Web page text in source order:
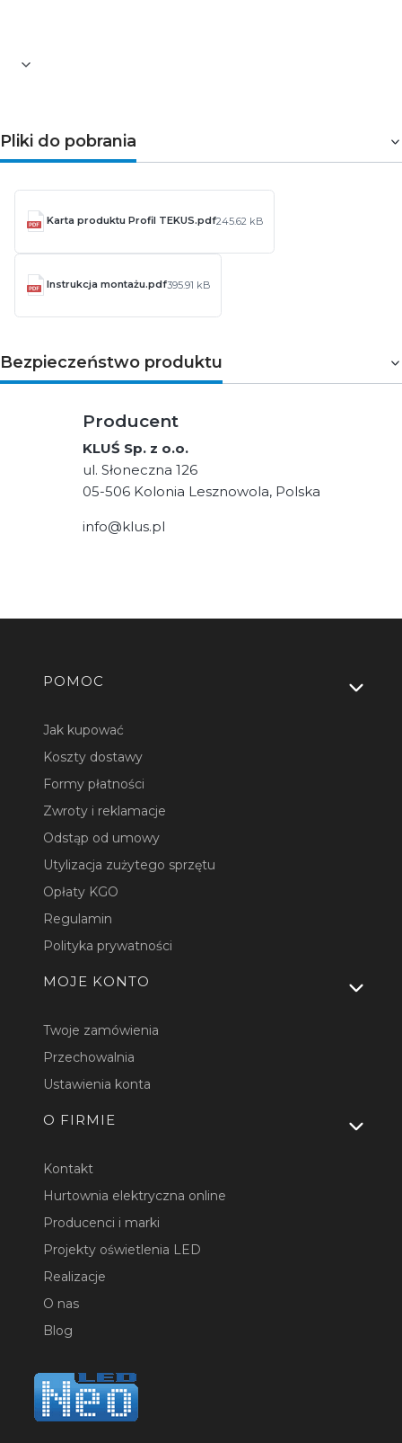
Pliki do pobrania
Karta produktu Profil TEKUS.pdf245.62 kB
Instrukcja montażu.pdf395.91 kB
Bezpieczeństwo produktu
Producent
KLUŚ Sp. z o.o.
ul. Słoneczna 126
05-506 Kolonia Lesznowola, Polska
info@klus.pl
Linki w stopce
POMOC
Jak kupować
Koszty dostawy
Formy płatności
Zwroty i reklamacje
Odstąp od umowy
Utylizacja zużytego sprzętu
Opłaty KGO
Regulamin
Polityka prywatności
MOJE KONTO
Twoje zamówienia
Przechowalnia
Ustawienia konta
O FIRMIE
Kontakt
Hurtownia elektryczna online
Producenci i marki
Projekty oświetlenia LED
Realizacje
O nas
Blog